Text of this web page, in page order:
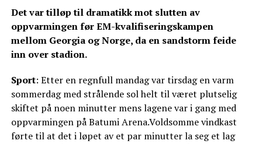
Det var tilløp til dramatikk mot slutten av
oppvarmingen før EM-kvalifiseringskampen
mellom Georgia og Norge, da en sandstorm feide
inn over stadion.
Sport: Etter en regnfull mandag var tirsdag en varm
sommerdag med strålende sol helt til været plutselig
skiftet på noen minutter mens lagene var i gang med
oppvarmingen på Batumi Arena.Voldsomme vindkast
førte til at det i løpet av et par minutter la seg et lag